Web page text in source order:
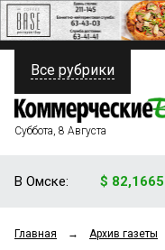
ПОЛИТИКА
ФИНАНСЫ
ОБЩЕСТВО
Все рубрики
Суббота, 8 Августа
В Омске: $ 82,1665
Главная → Архив газеты